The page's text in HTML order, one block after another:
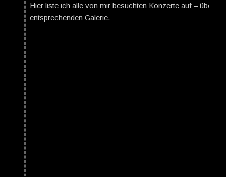
Hier liste ich alle von mir besuchten Konzerte auf – über
entsprechenden Galerie.